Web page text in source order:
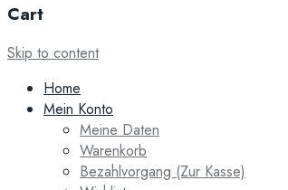
Cart
Skip to content
Home
Mein Konto
Meine Daten
Warenkorb
Bezahlvorgang (Zur Kasse)